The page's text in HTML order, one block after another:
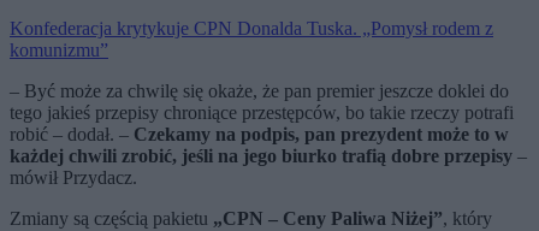
Konfederacja krytykuje CPN Donalda Tuska. „Pomysł rodem z
komunizmu”
– Być może za chwilę się okaże, że pan premier jeszcze doklei do
tego jakieś przepisy chroniące przestępców, bo takie rzeczy potrafi
robić – dodał. – Czekamy na podpis, pan prezydent może to w
każdej chwili zrobić, jeśli na jego biurko trafią dobre przepisy –
mówił Przydacz.
Zmiany są częścią pakietu „CPN – Ceny Paliwa Niżej”, który